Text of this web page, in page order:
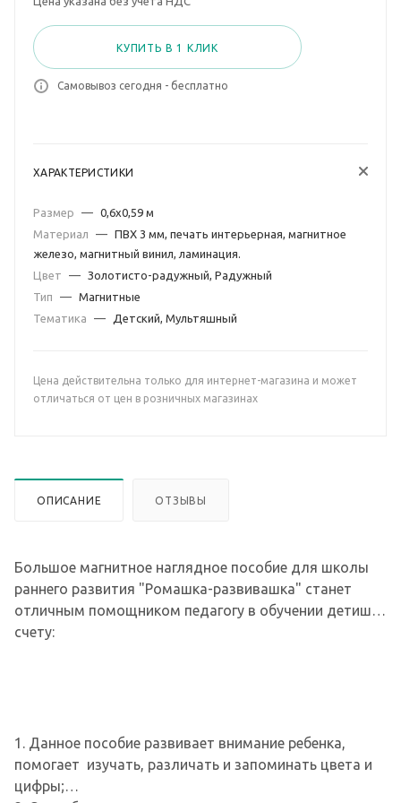
КУПИТЬ В 1 КЛИК
Самовывоз сегодня - бесплатно
ХАРАКТЕРИСТИКИ
Размер — 0,6х0,59 м
Материал
— ПВХ 3 мм, печать интерьерная, магнитное
железо, магнитный винил, ламинация.
Цвет
— Золотисто-радужный, Радужный
Тип
— Магнитные
Тематика
— Детский, Мультяшный
Цена действительна только для интернет-магазина и может
отличаться от цен в розничных магазинах
ОПИСАНИЕ ОТЗЫВЫ
Большое магнитное наглядное пособие для школы
раннего развития "Ромашка-развивашка" станет
отличным помощником педагогу в обучении детишек
счету:
1. Данное пособие развивает внимание ребенка,
помогает изучать, различать и запоминать цвета и
цифры;